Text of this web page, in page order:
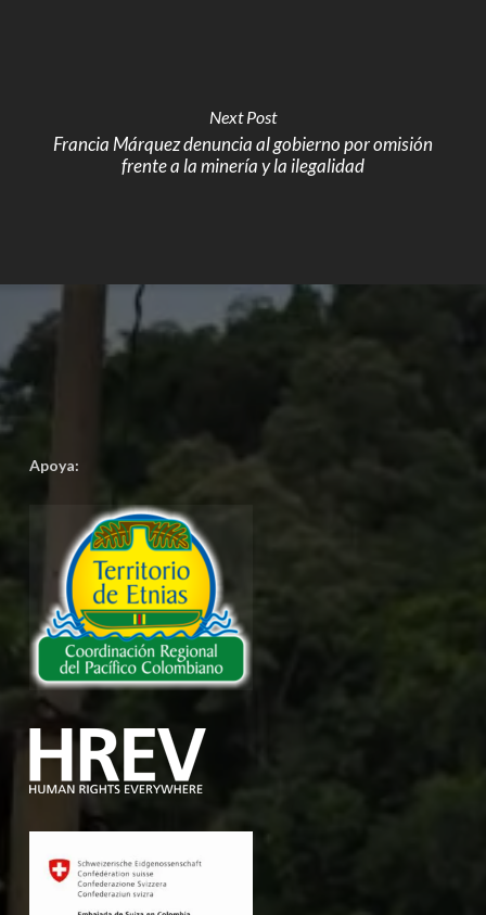
Next Post
Francia Márquez denuncia al gobierno por omisión
frente a la minería y la ilegalidad
Apoya: